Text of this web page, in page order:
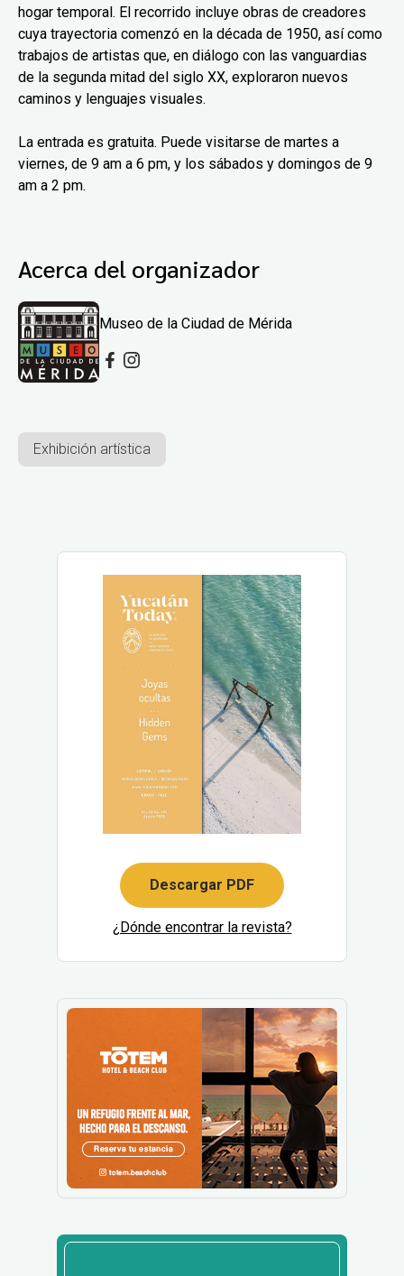
hogar temporal. El recorrido incluye obras de creadores
cuya trayectoria comenzó en la década de 1950, así como
trabajos de artistas que, en diálogo con las vanguardias
de la segunda mitad del siglo XX, exploraron nuevos
caminos y lenguajes visuales.
La entrada es gratuita. Puede visitarse de martes a
viernes, de 9 am a 6 pm, y los sábados y domingos de 9
am a 2 pm.
Acerca del organizador
Museo de la Ciudad de Mérida
Exhibición artística
Descargar PDF
¿Dónde encontrar la revista?